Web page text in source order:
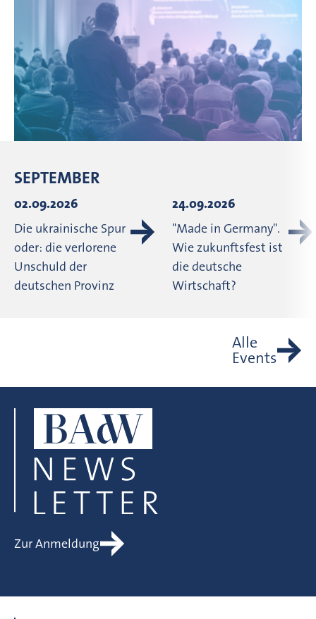
SEPTEMBER
02.09.2026
Die ukrainische Spur
oder: die verlorene
Unschuld der
deutschen Provinz
24.09.2026
"Made in Germany".
Wie zukunftsfest ist
die deutsche
Wirtschaft?
Alle
Events
Zur Anmeldung